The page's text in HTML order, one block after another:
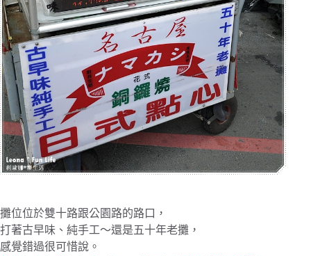
攤位位於雙十路跟公園路的路口，
打著古早味、純手工～還是五十年老攤，
感覺錯過很可惜說。